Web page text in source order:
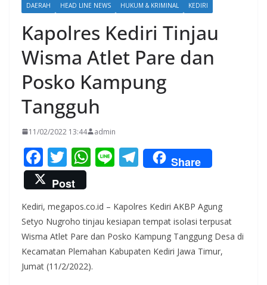
DAERAH HEAD LINE NEWS HUKUM & KRIMINAL KEDIRI
Kapolres Kediri Tinjau
Wisma Atlet Pare dan
Posko Kampung
Tangguh
11/02/2022 13:44 admin
F
ac
e
b
o
o
k
T
w
itt
er
W
s
A
p
p
Li T
el
gr
a
m
Share
Post
Kediri, megapos.co.id – Kapolres Kediri AKBP Agung
Setyo Nugroho tinjau kesiapan tempat isolasi terpusat
Wisma Atlet Pare dan Posko Kampung Tanggung Desa di
Kecamatan Plemahan Kabupaten Kediri Jawa Timur,
Jumat (11/2/2022).